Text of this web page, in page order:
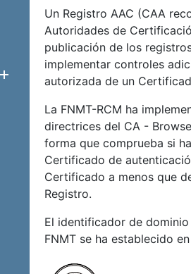
Mostrar/Ocultar
Un Registro AAC (CAA
Autoridades de
publicación de los
implementar controles
autorizada de un
La FNMT-RCM ha
directrices del CA -
forma que comprueba si
Certificado de
Certificado a menos que
Registro.
El identificador de
FNMT se ha establecido en